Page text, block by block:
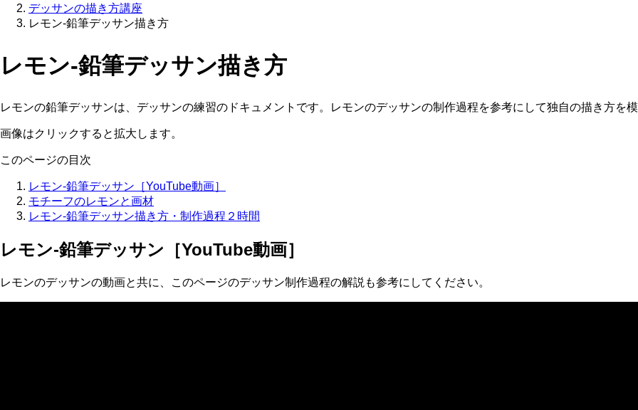
デッサンの描き方講座
レモン-鉛筆デッサン描き方
レモン-鉛筆デッサン描き方
レモンの鉛筆デッサンは、デッサンの練習のドキュメントです。レモンのデッサンの制作過程を参考にして独自の描き方を模
画像はクリックすると拡大します。
このページの目次
レモン-鉛筆デッサン［YouTube動画］
モチーフのレモンと画材
レモン-鉛筆デッサン描き方・制作過程２時間
レモン-鉛筆デッサン［YouTube動画］
レモンのデッサンの動画と共に、このページのデッサン制作過程の解説も参考にしてください。